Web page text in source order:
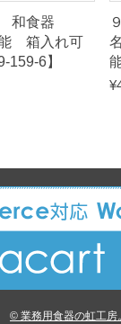
和食器
箱入れ可
6】
¥
© 業務用食器の虹工房